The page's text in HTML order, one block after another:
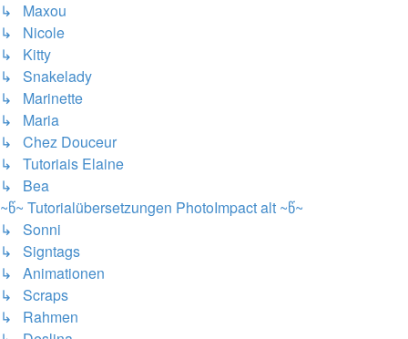
↳ Maxou
↳ Nicole
↳ Kitty
↳ Snakelady
↳ Marinette
↳ Maria
↳ Chez Douceur
↳ Tutoriais Elaine
↳ Bea
~წ~ Tutorialübersetzungen PhotoImpact alt ~წ~
↳ Sonni
↳ Signtags
↳ Animationen
↳ Scraps
↳ Rahmen